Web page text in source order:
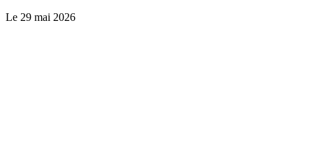
Le 29 mai 2026